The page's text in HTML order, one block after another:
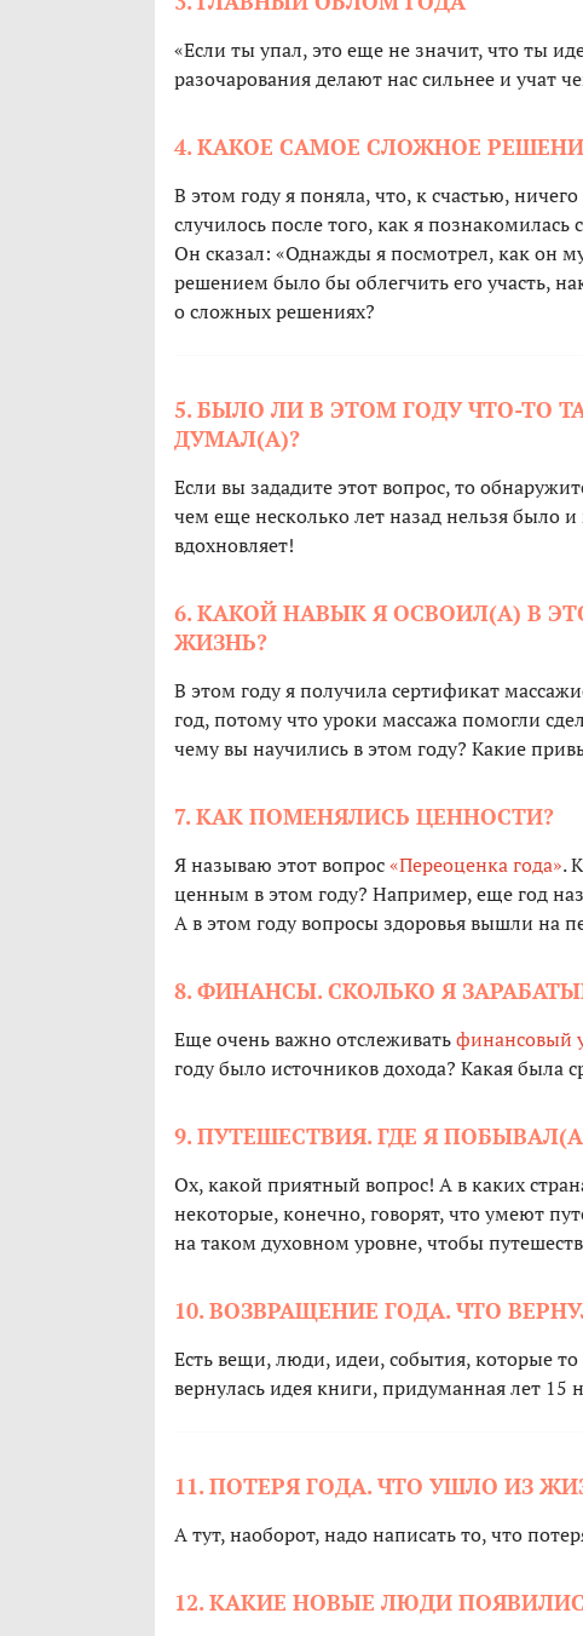
«Если ты упал, это еще не значит, что ты
разочарования делают нас сильнее и учат
4. КАКОЕ САМОЕ СЛОЖНОЕ
В этом году я поняла, что, к счастью,
случилось после того, как я
Он сказал: «Однажды я посмотрел, как он
решением было бы облегчить его участь,
о сложных решениях?
5. БЫЛО ЛИ В ЭТОМ ГОДУ ЧТО-ТО
ДУМАЛ(А)?
Если вы зададите этот вопрос, то
чем еще несколько лет назад нельзя было и
вдохновляет!
6. КАКОЙ НАВЫК Я ОСВОИЛ(А) В
ЖИЗНЬ?
В этом году я получила сертификат
год, потому что уроки массажа помогли
чему вы научились в этом году? Какие
7. КАК ПОМЕНЯЛИСЬ ЦЕННОСТИ?
Я называю этот вопрос«Переоценка года».
ценным в этом году? Например, еще год
А в этом году вопросы здоровья вышли на
8. ФИНАНСЫ. СКОЛЬКО Я
Еще очень важно отслеживатьфинансовый
году было источников дохода? Какая была
9. ПУТЕШЕСТВИЯ. ГДЕ Я
Ох, какой приятный вопрос! А в каких
некоторые, конечно, говорят, что умеют
на таком духовном уровне, чтобы
10. ВОЗВРАЩЕНИЕ ГОДА. ЧТО
Есть вещи, люди, идеи, события, которые
вернулась идея книги, придуманная лет
11. ПОТЕРЯ ГОДА. ЧТО УШЛО ИЗ
А тут, наоборот, надо написать то, что
12. КАКИЕ НОВЫЕ ЛЮДИ